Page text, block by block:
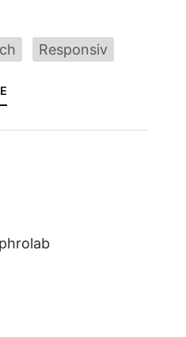
Responsiv